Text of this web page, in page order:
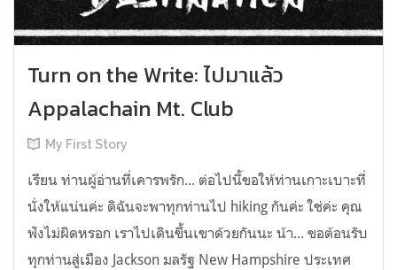
Turn on the Write: ไปมาแล้ว
Appalachain Mt. Club
My First Story
เรียน ท่านผู้อ่านที่เคารพรัก... ต่อไปนี้ขอให้ท่านเกาะเบาะที่
นั่งให้แน่นค่ะ ดิฉันจะพาทุกท่านไป hiking กันค่ะ ใช่ค่ะ คุณ
ฟังไม่ผิดหรอก เราไปเดินขึ้นเขาด้วยกันนะ น้า... ขอต้อนรับ
ทุกท่านสู่เมือง Jackson มลรัฐ New Hampshire ประเทศ